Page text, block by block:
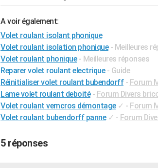
A voir également:
Volet roulant isolant phonique
Volet roulant isolation phonique - Meilleures
Volet roulant phonique - Meilleures réponses
Reparer volet roulant electrique - Guide
Réinitialiser volet roulant bubendorff - Forum
Lame volet roulant deboité - Forum Divers
Volet roulant vemcros démontage ✓ - Forum
Volet roulant bubendorff panne ✓ - Forum
5 réponses